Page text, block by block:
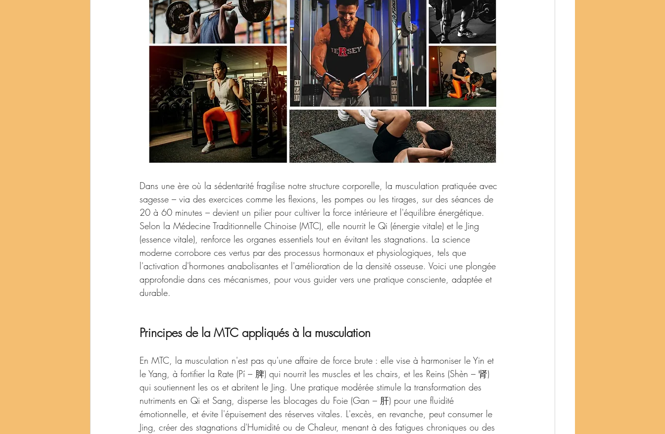
Dans une ère où la sédentarité fragilise notre structure corporelle, la musculation pratiquée avec
sagesse – via des exercices comme les flexions, les pompes ou les tirages, sur des séances de
20 à 60 minutes – devient un pilier pour cultiver la force intérieure et l'équilibre énergétique.
Selon la Médecine Traditionnelle Chinoise (MTC), elle nourrit le Qi (énergie vitale) et le Jing
(essence vitale), renforce les organes essentiels tout en évitant les stagnations. La science
moderne corrobore ces vertus par des processus hormonaux et physiologiques, tels que
l'activation d'hormones anabolisantes et l'amélioration de la densité osseuse. Voici une plongée
approfondie dans ces mécanismes, pour vous guider vers une pratique consciente, adaptée et
durable.
Principes de la MTC appliqués à la musculation
En MTC, la musculation n'est pas qu'une affaire de force brute : elle vise à harmoniser le Yin et
le Yang, à fortifier la Rate (Pí – 脾) qui nourrit les muscles et les chairs, et les Reins (Shèn – 肾)
qui soutiennent les os et abritent le Jing. Une pratique modérée stimule la transformation des
nutriments en Qi et Sang, disperse les blocages du Foie (Gan – 肝) pour une fluidité
émotionnelle, et évite l'épuisement des réserves vitales. L'excès, en revanche, peut consumer le
Jing, créer des stagnations d'Humidité ou de Chaleur, menant à des fatigues chroniques ou des